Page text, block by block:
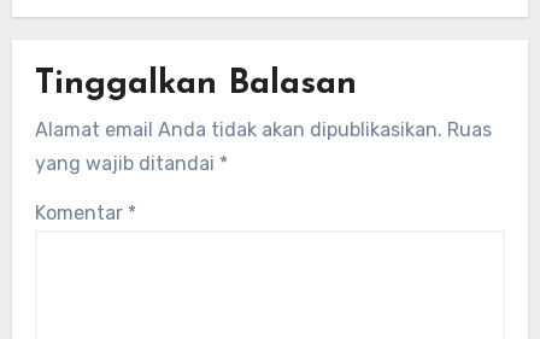
Tinggalkan Balasan
Alamat email Anda tidak akan dipublikasikan. Ruas
yang wajib ditandai *
Komentar *